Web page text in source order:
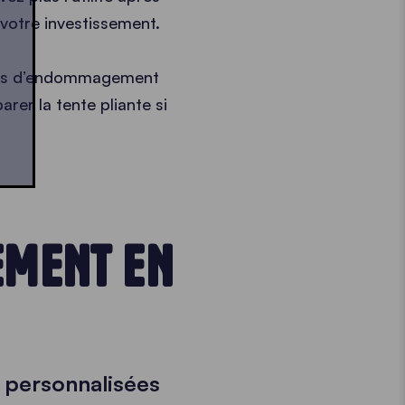
investissement.
d’endommagement
la tente pliante si
EN